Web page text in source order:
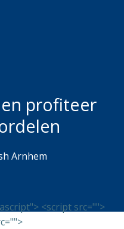
profiteer
Arnhem
<script src="">